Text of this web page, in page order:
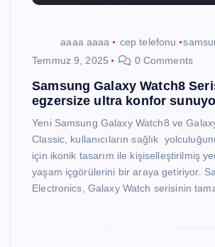
aaaa aaaa cep telefonu
Temmuz 9, 2025
0 Comments
Samsung Galaxy Watch8
egzersize ultra konfor
Yeni Samsung Galaxy Watch8 ve
Classic, kullanıcıların sağlık
için ikonik tasarım ile kişiselleştirilmiş
yaşam içgörülerini bir araya getiriyor.
Electronics, Galaxy Watch serisinin